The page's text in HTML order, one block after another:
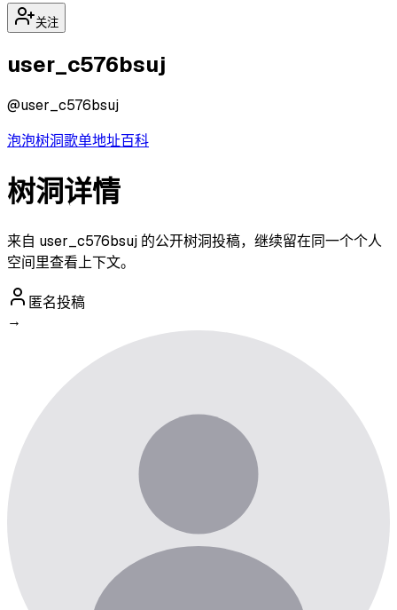
关注
user_c576bsuj
@user_c576bsuj
泡泡树洞歌单地址百科
树洞详情
来自 user_c576bsuj 的公开树洞投稿，继续留在同一个个人
空间里查看上下文。
匿名投稿
→